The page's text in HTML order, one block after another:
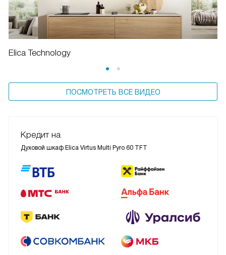
Elica Technology
ПОСМОТРЕТЬ ВСЕ ВИДЕО
Кредит на
Духовой шкаф Elica Virtus Multi Pyro 60 TFT